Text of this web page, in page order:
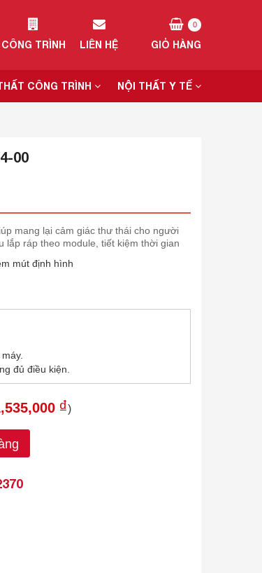
CÔNG TRÌNH LIÊN HỆ GIỎ HÀNG
0
CÔNG TRÌNH NỘI THẤT Y TẾ
00
mang lại cảm giác thư thái cho người
lắp ráp theo module, tiết kiệm thời gian
mút định hình
đủ điều kiện.
₫)